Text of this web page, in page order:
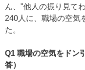
ん、"他人の振り見て
240人に、職場の空気
た。
Q1 職場の空気をドン
答）